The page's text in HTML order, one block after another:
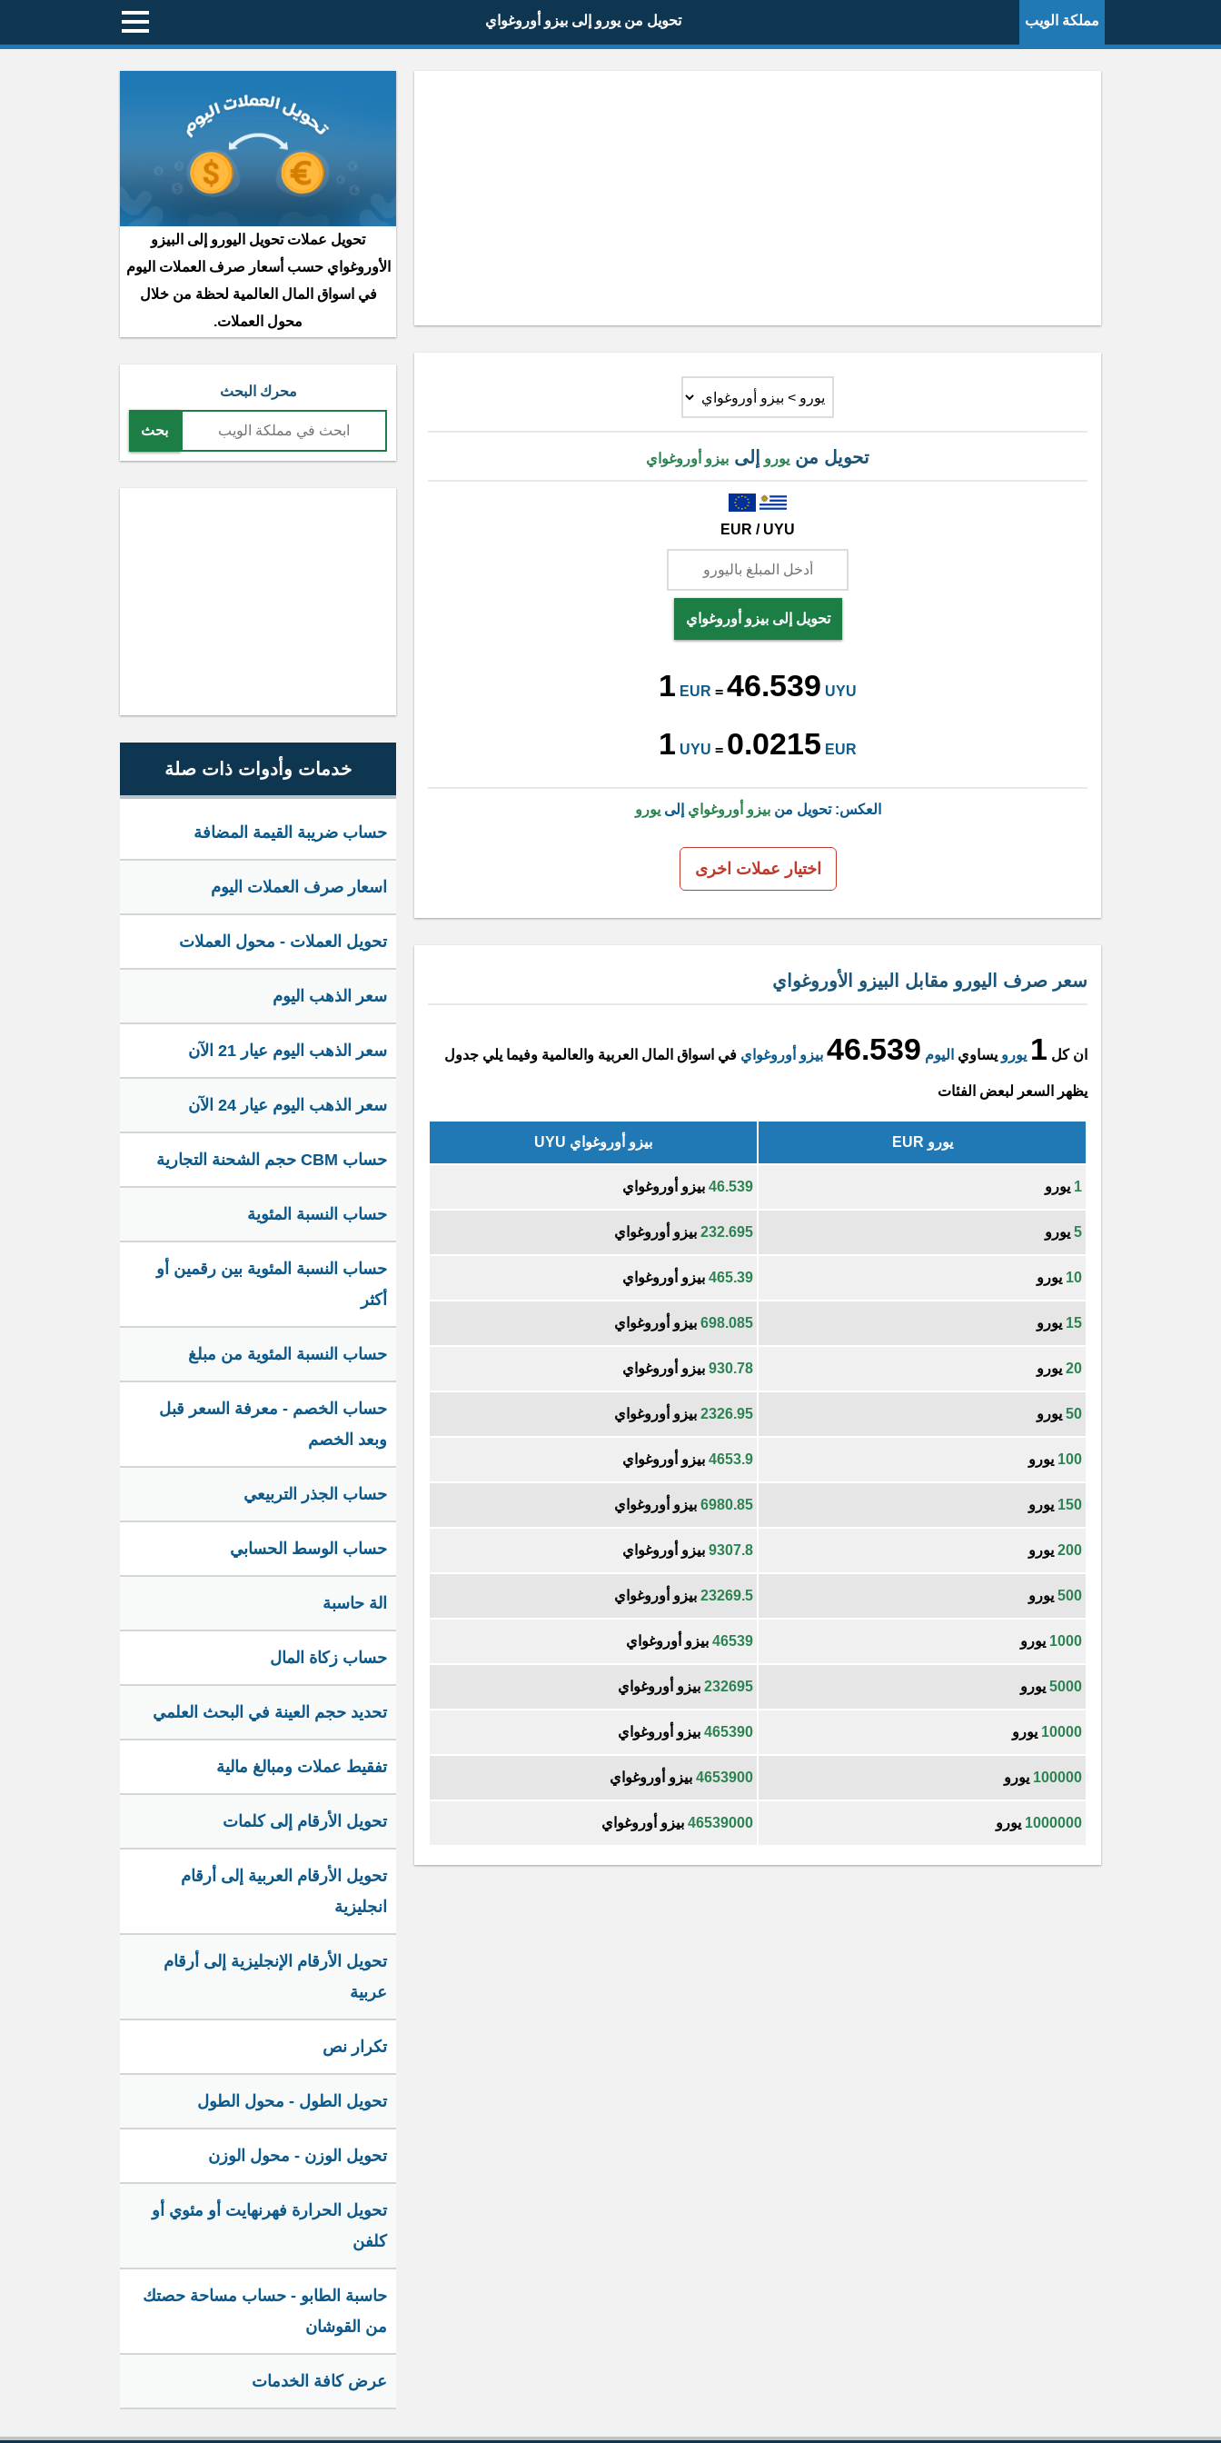
مملكة الويب تحويل من يورو إلى بيزو أوروغواي
تحويل من يورو إلى بيزو أوروغواي
EUR / UYU
تحويل إلى بيزو أوروغواي
1 EUR = 46.539 UYU
1 UYU = 0.0215 EUR
العكس: تحويل منبيزو أوروغواي إلىيورو
اختيار عملات اخرى
سعر صرف اليورو مقابل البيزو الأوروغواي
ان كل 1 يورو يساوي اليوم 46.539 بيزو أوروغواي في اسواق المال العربية والعالمية وفيما يلي جدول
يظهر السعر لبعض الفئات
يورو EUR بيزو أوروغواي UYU
1 يورو 46.539 بيزو أوروغواي
5 يورو 232.695 بيزو أوروغواي
10 يورو 465.39 بيزو أوروغواي
15 يورو 698.085 بيزو أوروغواي
20 يورو 930.78 بيزو أوروغواي
50 يورو 2326.95 بيزو أوروغواي
100 يورو 4653.9 بيزو أوروغواي
150 يورو 6980.85 بيزو أوروغواي
200 يورو 9307.8 بيزو أوروغواي
500 يورو 23269.5 بيزو أوروغواي
1000 يورو 46539 بيزو أوروغواي
5000 يورو 232695 بيزو أوروغواي
10000 يورو 465390 بيزو أوروغواي
100000 يورو 4653900 بيزو أوروغواي
1000000 يورو 46539000 بيزو أوروغواي
تحويل عملات تحويل اليورو إلى البيزو
الأوروغواي حسب أسعار صرف العملات اليوم
في اسواق المال العالمية لحظة من خلال
محول العملات.
محرك البحث
بحث
خدمات وأدوات ذات صلة
حساب ضريبة القيمة المضافة
اسعار صرف العملات اليوم
تحويل العملات - محول العملات
سعر الذهب اليوم
سعر الذهب اليوم عيار 21 الآن
سعر الذهب اليوم عيار 24 الآن
حساب CBM حجم الشحنة التجارية
حساب النسبة المئوية
حساب النسبة المئوية بين رقمين أو
أكثر
حساب النسبة المئوية من مبلغ
حساب الخصم - معرفة السعر قبل
وبعد الخصم
حساب الجذر التربيعي
حساب الوسط الحسابي
الة حاسبة
حساب زكاة المال
تحديد حجم العينة في البحث العلمي
تفقيط عملات ومبالغ مالية
تحويل الأرقام إلى كلمات
تحويل الأرقام العربية إلى أرقام
انجليزية
تحويل الأرقام الإنجليزية إلى أرقام
عربية
تكرار نص
تحويل الطول - محول الطول
تحويل الوزن - محول الوزن
تحويل الحرارة فهرنهايت أو مئوي أو
كلفن
حاسبة الطابو - حساب مساحة حصتك
من القوشان
عرض كافة الخدمات